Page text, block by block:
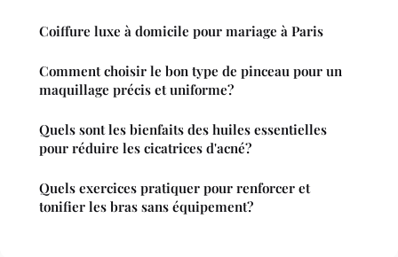
Coiffure luxe à domicile pour mariage à Paris
Comment choisir le bon type de pinceau pour un
maquillage précis et uniforme?
Quels sont les bienfaits des huiles essentielles
pour réduire les cicatrices d'acné?
Quels exercices pratiquer pour renforcer et
tonifier les bras sans équipement?